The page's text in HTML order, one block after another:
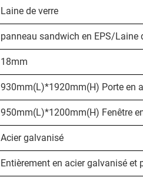
Laine de verre
panneau sandwich en EPS/Laine
18mm
930mm(L)*1920mm(H) Porte en
950mm(L)*1200mm(H) Fenêtre
Acier galvanisé
Entièrement en acier galvanisé